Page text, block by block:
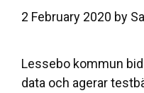
2 February 2020 by
Lessebo kommun
data och agerar